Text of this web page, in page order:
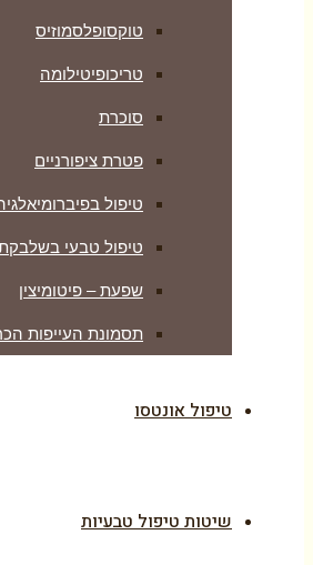
טוקסופלסמוזיס
טריכופיטילומה
סוכרת
פטרת ציפורניים
טיפול
טיפול טבעי
שפעת – פיטומיצין
תסמונת העייפות
טיפול אונטסו
שיטות טיפול טבעיות